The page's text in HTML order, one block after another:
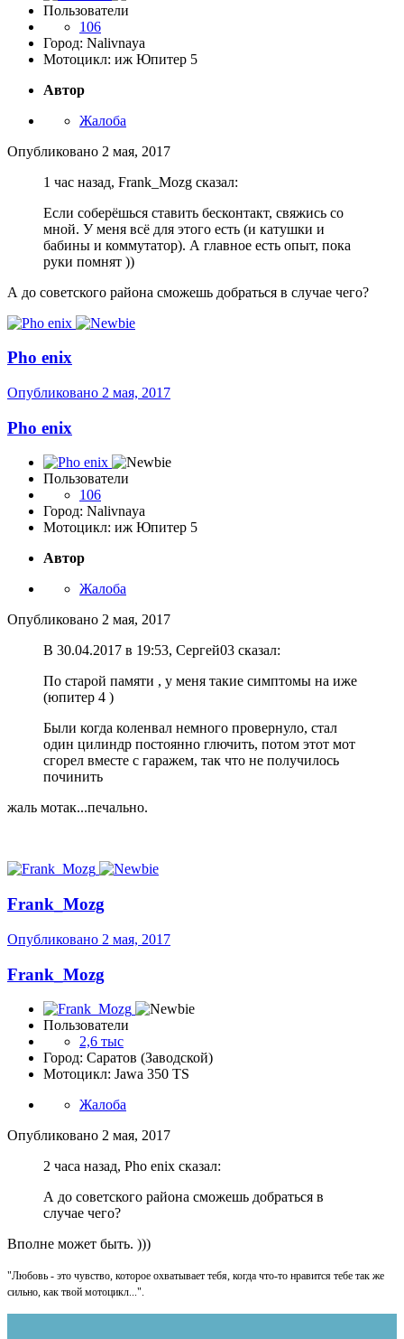
Пользователи
106
Город: Nalivnaya
Мотоцикл: иж Юпитер 5
Автор
Жалоба
Опубликовано 2 мая, 2017
1 час назад, Frank_Mozg сказал:
Если соберёшься ставить бесконтакт, свяжись со
мной. У меня всё для этого есть (и катушки и
бабины и коммутатор). А главное есть опыт, пока
руки помнят ))
А до советского района сможешь добраться в случае чего?
Pho enix
Опубликовано 2 мая, 2017
Pho enix
Пользователи
106
Город: Nalivnaya
Мотоцикл: иж Юпитер 5
Автор
Жалоба
Опубликовано 2 мая, 2017
В 30.04.2017 в 19:53, Сергей03 сказал:
По старой памяти , у меня такие симптомы на иже
(юпитер 4 )
Были когда коленвал немного провернуло, стал
один цилиндр постоянно глючить, потом этот мот
сгорел вместе с гаражем, так что не получилось
починить
жаль мотак...печально.
Frank_Mozg
Опубликовано 2 мая, 2017
Frank_Mozg
Пользователи
2,6 тыс
Город: Саратов (Заводской)
Мотоцикл: Jawa 350 TS
Жалоба
Опубликовано 2 мая, 2017
2 часа назад, Pho enix сказал:
А до советского района сможешь добраться в
случае чего?
Вполне может быть. )))
"Любовь - это чувство, которое охватывает тебя, когда что-то нравится тебе так же
сильно, как твой мотоцикл...".